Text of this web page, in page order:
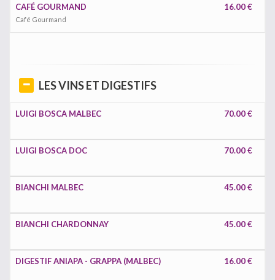
CAFÉ GOURMAND
Café Gourmand
16.00 €
LES VINS ET DIGESTIFS
LUIGI BOSCA MALBEC 70.00 €
LUIGI BOSCA DOC 70.00 €
BIANCHI MALBEC 45.00 €
BIANCHI CHARDONNAY 45.00 €
DIGESTIF ANIAPA - GRAPPA (MALBEC) 16.00 €